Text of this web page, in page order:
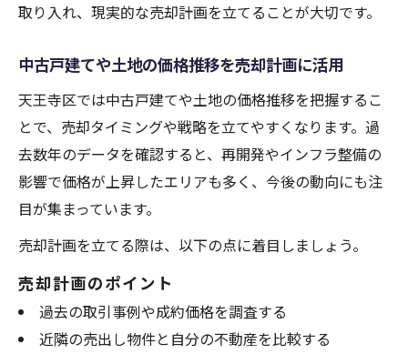
取り入れ、現実的な売却計画を立てることが大切です。
中古戸建てや土地の価格推移を売却計画に活用
天王寺区では中古戸建てや土地の価格推移を把握するこ
とで、売却タイミングや戦略を立てやすくなります。過
去数年のデータを確認すると、再開発やインフラ整備の
影響で価格が上昇したエリアも多く、今後の動向にも注
目が集まっています。
売却計画を立てる際は、以下の点に着目しましょう。
売却計画のポイント
過去の取引事例や成約価格を調査する
近隣の売出し物件と自分の不動産を比較する